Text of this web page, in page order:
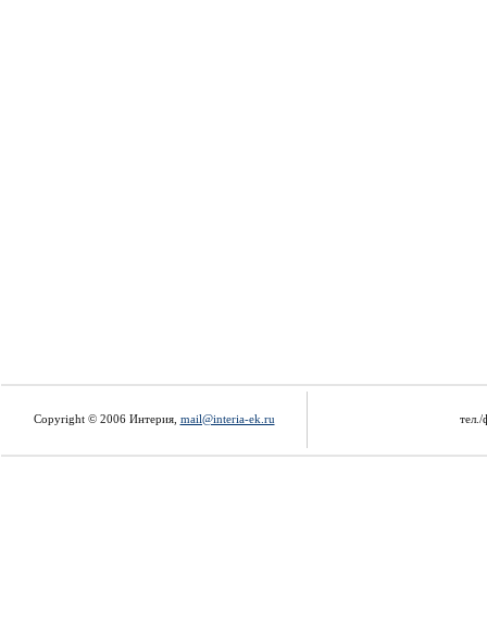
Copyright © 2006 Интерия, mail@interia-ek.ru